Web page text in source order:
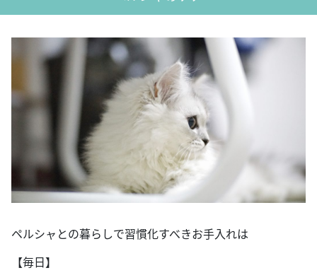
ペルシャとの暮らしで習慣化すべきお手入れは
【毎日】